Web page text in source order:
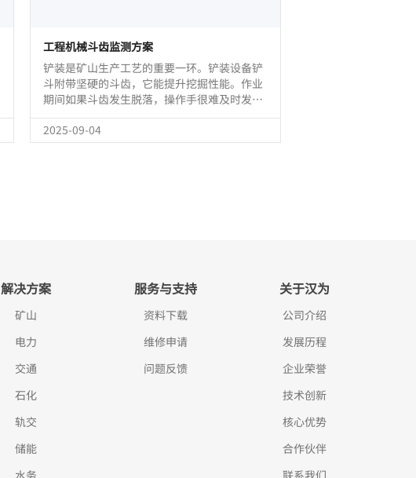
工程机械斗齿监测方案
铲装是矿山生产工艺的重要一环。铲装设备铲
斗附带坚硬的斗齿，它能提升挖掘性能。作业
期间如果斗齿发生脱落，操作手很难及时发
现，一旦斗齿随矿石进入破碎机，那么后果不
堪设想。斗齿监测与脱落告警对铲装设备而言
具有重要意义。
2025-09-04
解决方案
矿山
电力
交通
石化
轨交
储能
服务与支持
资料下载
维修申请
问题反馈
关于汉为
公司介绍
发展历程
企业荣誉
技术创新
核心优势
合作伙伴